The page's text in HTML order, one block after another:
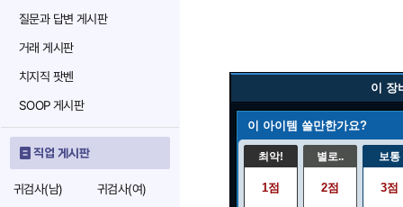
질문과 답변 게시판
거래 게시판
치지직 팟벤
SOOP 게시판
직업 게시판
귀검사(남)
귀검사(여)
이 장
이 아이템 쓸만한가요?
최악!
1점
별로..
2점
보통
3점